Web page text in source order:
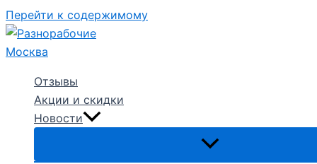
Перейти к содержимому
Отзывы
Акции и скидки
Новости